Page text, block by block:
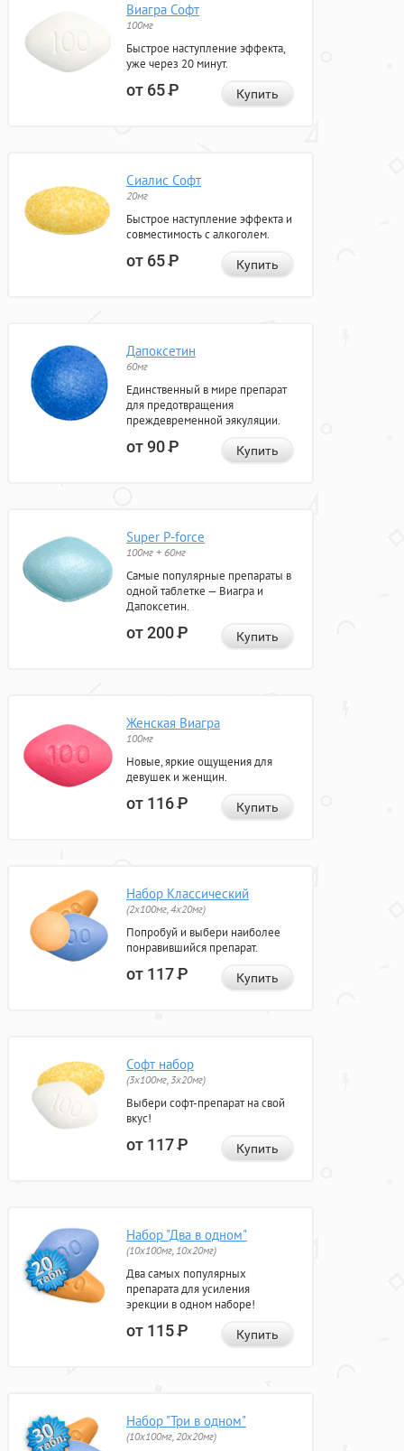
Виагра Софт
100мг
Быстрое наступление эффекта,
уже через 20 минут.
от 65Р Купить
Сиалис Софт
20мг
Быстрое наступление эффекта и
совместимость с алкоголем.
от 65Р Купить
Дапоксетин
60мг
Единственный в мире препарат
для предотвращения
преждевременной эякуляции.
от 90Р Купить
Super P-force
100мг + 60мг
Самые популярные препараты в
одной таблетке — Виагра и
Дапоксетин.
от 200Р Купить
Женская Виагра
100мг
Новые, яркие ощущения для
девушек и женщин.
от 116Р Купить
Набор Классический
(2x100мг, 4x20мг)
Попробуй и выбери наиболее
понравившийся препарат.
от 117Р Купить
Софт набор
(3x100мг, 3x20мг)
Выбери софт-препарат на свой
вкус!
от 117Р Купить
Набор "Два в одном"
(10x100мг, 10x20мг)
Два самых популярных
препарата для усиления
эрекции в одном наборе!
от 115Р Купить
Набор "Три в одном"
(10x100мг, 20x20мг)